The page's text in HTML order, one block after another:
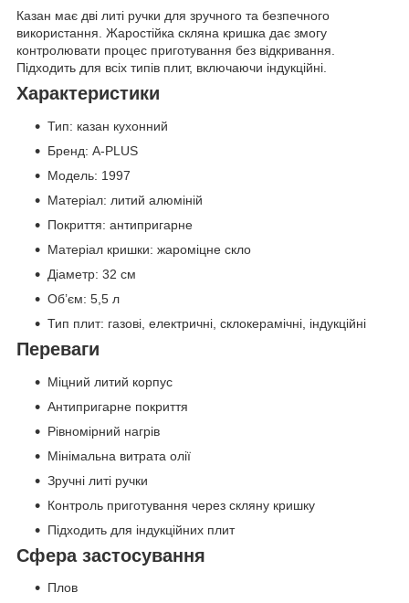
Казан має дві литі ручки для зручного та безпечного
використання. Жаростійка скляна кришка дає змогу
контролювати процес приготування без відкривання.
Підходить для всіх типів плит, включаючи індукційні.
Характеристики
Тип: казан кухонний
Бренд: A-PLUS
Модель: 1997
Матеріал: литий алюміній
Покриття: антипригарне
Матеріал кришки: жароміцне скло
Діаметр: 32 см
Об’єм: 5,5 л
Тип плит: газові, електричні, склокерамічні, індукційні
Переваги
Міцний литий корпус
Антипригарне покриття
Рівномірний нагрів
Мінімальна витрата олії
Зручні литі ручки
Контроль приготування через скляну кришку
Підходить для індукційних плит
Сфера застосування
Плов